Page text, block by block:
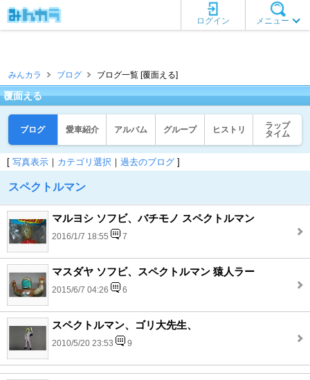
メニュー
ログイン
みんカラ ブログ ブログ一覧 [覆面える]
覆面える
ブログ 愛車紹介 アルバム グループ ヒストリ
ラップ
タイム
[ 写真表示 ｜ カテゴリ選択 ｜ 過去のブログ ]
スペクトルマン
マルヨシ ソフビ、バチモノ スペクトルマン
2016/1/7 18:55 7
マスダヤ ソフビ、スペクトルマン 猿人ラー
2015/6/7 04:26 6
スペクトルマン、ゴリ大先生、
2010/5/20 23:53 9